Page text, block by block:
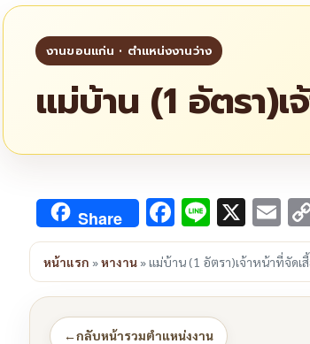
แม่บ้าน (1 อัตรา)
Share Facebook
Line
X
หน้าแรก »หางาน »แม่บ้าน (1 อัตรา)เจ้าหน้าที่จัดเ
←กลับหน้ารวมตำแหน่งงาน